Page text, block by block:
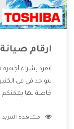
ارقام
انفرد بشراء أجهزة
تتواجد فى فى
خاصة لها يمكنكم
من خلال العروض
مشاهدة المزيد